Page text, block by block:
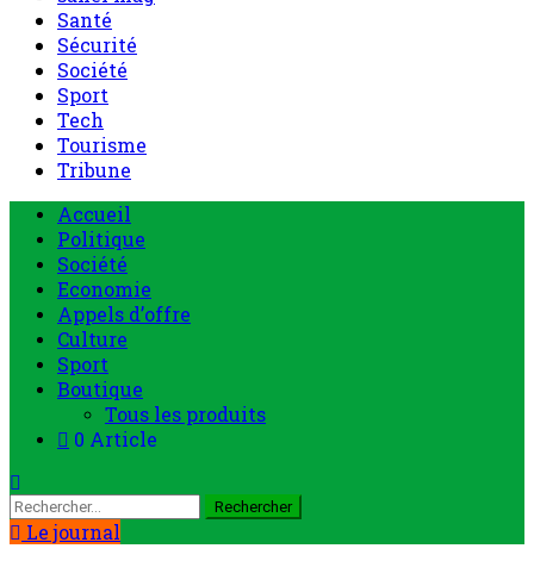
Santé
Sécurité
Société
Sport
Tech
Tourisme
Tribune
Menu
principal
Accueil
Politique
Société
Economie
Appels d’offre
Culture
Sport
Boutique
Tous les produits
0 Article
Rechercher :
Le journal